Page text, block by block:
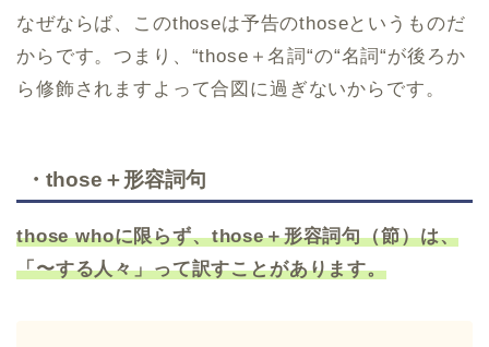
なぜならば、このthoseは予告のthoseというものだ
からです。つまり、“those＋名詞“の“名詞“が後ろか
ら修飾されますよって合図に過ぎないからです。
・those＋形容詞句
those whoに限らず、those＋形容詞句（節）は、
「〜する人々」って訳すことがあります。